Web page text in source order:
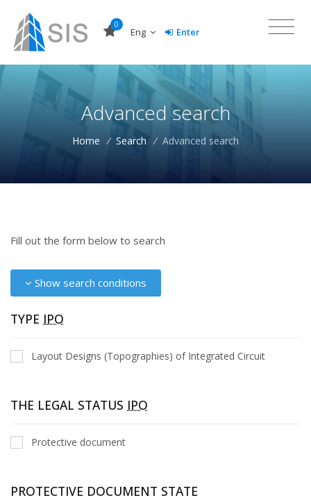
0
Eng Enter
Advanced search
Home / Search / Advanced search
Fill out the form below to search
Show search conditions
TYPE IPO
Layout Designs (Topographies) of Integrated Circuit
THE LEGAL STATUS IPO
Protective document
PROTECTIVE DOCUMENT STATE